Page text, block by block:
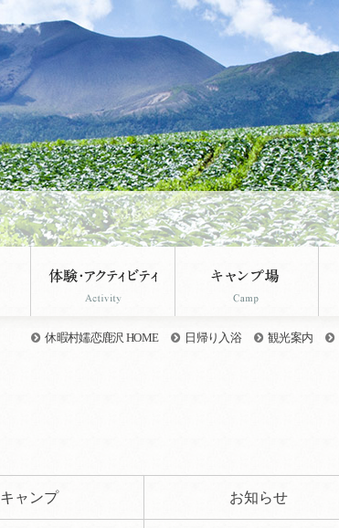
休暇村嬬恋鹿沢 HOME 日帰り入浴 観光案内
キャンプ お知らせ